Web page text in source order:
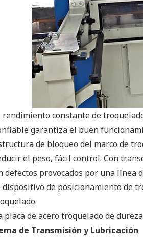
rendimiento constante de
garantiza el buen
de bloqueo del marco de
el peso, fácil control. Con
defectos provocados por una línea
dispositivo de posicionamiento de
placa de acero troquelado de
de Transmisión y Lubricación